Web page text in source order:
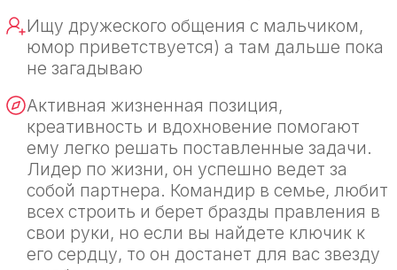
Ищу дружеского общения с мальчиком,
юмор приветствуется) а там дальше пока
не загадываю
Активная жизненная позиция,
креативность и вдохновение помогают
ему легко решать поставленные задачи.
Лидер по жизни, он успешно ведет за
собой партнера. Командир в семье, любит
всех строить и берет бразды правления в
свои руки, но если вы найдете ключик к
его сердцу, то он достанет для вас звезду